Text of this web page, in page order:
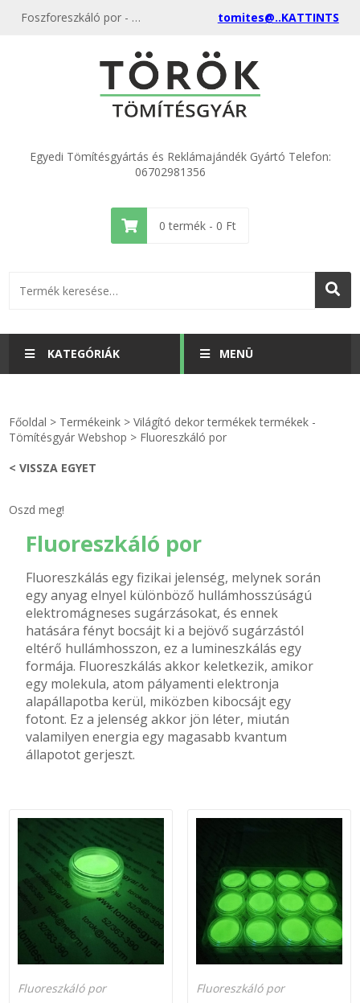
Foszforeszkáló por - Egyedi műanyag Világító, lumineszkáló termékek a gyártótól, akciós ár tomites@..KATTINTS
Egyedi Tömítésgyártás és Reklámajándék Gyártó Telefon:
06702981356
0 termék - 0 Ft
KATEGÓRIÁK
KULCSTARTÓ - KULCSKARIKA
GÉPÉSZET-PÉBÉ-gáz - KÉSZLETEK
IPARI KARIMA TÖMÍTÉS
TÖMÍTŐ TÁBLA - SZIGETELŐ LEMEZ
GUMILEMEZ - FILC - HÓTOLÓ
TÖMÍTŐ ZSINÓR - RAGASZTÓ
MODELLEZÉS-TECHNIKAI SPORT-MODELLSPORT
KOMPRESSZOR-SZIVATTYÚ TÖMÍTÉS
MENÜ
videók
Egyedi gyártás
Hírek
Kapcsolat
ÁSZF
Főoldal > Termékeink >Világító dekor termékek termékek -
Tömítésgyár Webshop > Fluoreszkáló por
< VISSZA EGYET
Oszd meg!
Fluoreszkáló por
Fluoreszkálás egy fizikai jelenség, melynek során
egy anyag elnyel különböző hullámhosszúságú
elektromágneses sugárzásokat, és ennek
hatására fényt bocsájt ki a bejövő sugárzástól
eltérő hullámhosszon, ez a lumineszkálás egy
formája. Fluoreszkálás akkor keletkezik, amikor
egy molekula, atom pályamenti elektronja
alapállapotba kerül, miközben kibocsájt egy
fotont. Ez a jelenség akkor jön léter, miután
valamilyen energia egy magasabb kvantum
állapotot gerjeszt.
Fluoreszkáló por
Fluoreszkáló por